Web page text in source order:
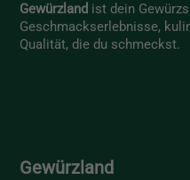
Gewürzland ist dein
Geschmackserlebnisse,
Qualität, die du schmeckst.
Gewürzland